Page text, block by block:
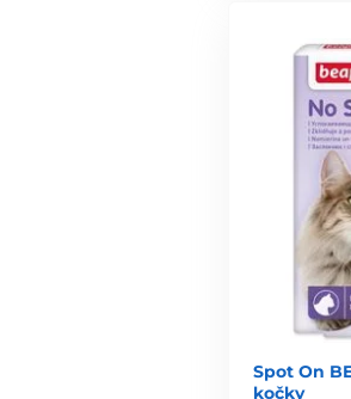
Spot On
kočky